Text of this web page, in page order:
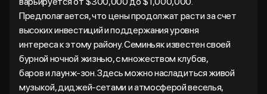
Предполагается, что цены продолжат расти за счет
высоких инвестиций и поддержания уровня
интереса к этому району. Семиньяк известен своей
бурной ночной жизнью, с множеством клубов,
баров и лаунж-зон. Здесь можно насладиться живой
музыкой, диджей-сетами и атмосферой веселья,